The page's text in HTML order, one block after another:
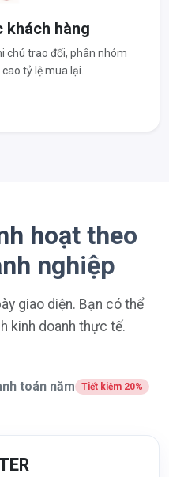
khách hàng
chú trao đổi, phân nhóm
tỷ lệ mua lại.
hoạt theo
nghiệp
giao diện. Bạn có thể
kinh doanh thực tế.
toán năm Tiết kiệm 20%